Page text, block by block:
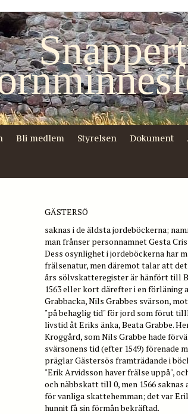
Bli medlem Styrelsen Dokument
GÄSTERSÖ
saknas i de äldsta jordeböckerna;
man frånser personnamnet Gesta
Dess osynlighet i jordeböckerna har
frälsenatur, men däremot talar att
års sölvskatteregister är hänfört till
1563 eller kort därefter i en förläning
Grabbacka, Nils Grabbes svärson,
"på behaglig tid" för jord som förut
livstid åt Eriks änka, Beata Grabbe.
Kroggård, som Nils Grabbe hade
svärsonens tid (efter 1549) förenade
präglar Gästersös framträdande i
"Erik Arvidsson haver frälse uppå",
och näbbskatt till 0, men 1566
för vanliga skattehemman; det var
hunnit få sin förmån bekräftad.